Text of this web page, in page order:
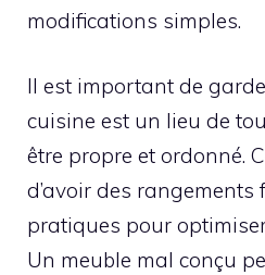
modifications simples.
Il est important de
cuisine est un lieu de
être propre et ordonné.
d’avoir des rangements
pratiques pour
Un meuble mal conçu